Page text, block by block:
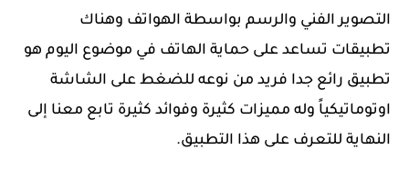
التصوير الفني والرسم بواسطة الهواتف وهناك
تطبيقات تساعد على حماية الهاتف في موضوع اليوم هو
تطبيق رائع جدا فريد من نوعه للضغط على الشاشة
اوتوماتيكياً وله مميزات كثيرة وفوائد كثيرة تابع معنا إلى
النهاية للتعرف على هذا التطبيق.